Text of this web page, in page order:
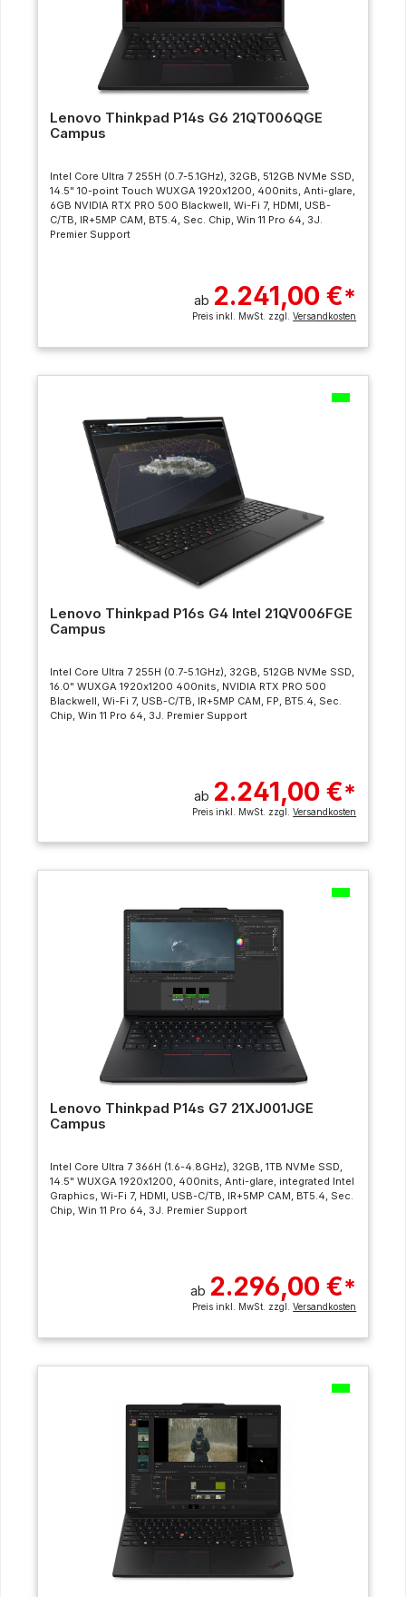
Lenovo Thinkpad P14s G6 21QT006QGE
Campus
Intel Core Ultra 7 255H (0.7-5.1GHz), 32GB, 512GB NVMe SSD,
14.5" 10-point Touch WUXGA 1920x1200, 400nits, Anti-glare,
6GB NVIDIA RTX PRO 500 Blackwell, Wi-Fi 7, HDMI, USB-
C/TB, IR+5MP CAM, BT5.4, Sec. Chip, Win 11 Pro 64, 3J.
Premier Support
ab 2.241,00 €*
Preis inkl. MwSt. zzgl.Versandkosten
Lenovo Thinkpad P16s G4 Intel 21QV006FGE
Campus
Intel Core Ultra 7 255H (0.7-5.1GHz), 32GB, 512GB NVMe SSD,
16.0" WUXGA 1920x1200 400nits, NVIDIA RTX PRO 500
Blackwell, Wi-Fi 7, USB-C/TB, IR+5MP CAM, FP, BT5.4, Sec.
Chip, Win 11 Pro 64, 3J. Premier Support
ab 2.241,00 €*
Preis inkl. MwSt. zzgl.Versandkosten
Lenovo Thinkpad P14s G7 21XJ001JGE
Campus
Intel Core Ultra 7 366H (1.6-4.8GHz), 32GB, 1TB NVMe SSD,
14.5" WUXGA 1920x1200, 400nits, Anti-glare, integrated Intel
Graphics, Wi-Fi 7, HDMI, USB-C/TB, IR+5MP CAM, BT5.4, Sec.
Chip, Win 11 Pro 64, 3J. Premier Support
ab 2.296,00 €*
Preis inkl. MwSt. zzgl.Versandkosten